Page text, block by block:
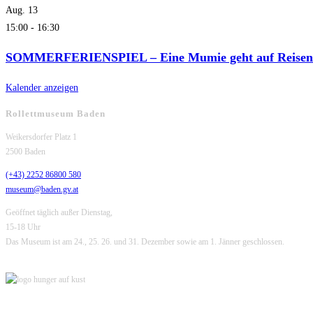
Aug. 13
15:00 - 16:30
SOMMERFERIENSPIEL – Eine Mumie geht auf
Kalender anzeigen
Rollettmuseum Baden
Weikersdorfer Platz 1
2500 Baden
(+43) 2252 86800 580
museum@baden.gv.at
Geöffnet täglich außer Dienstag,
15-18 Uhr
Das Museum ist am 24., 25. 26. und 31. Dezember sowie am 1. Jänner geschlossen.